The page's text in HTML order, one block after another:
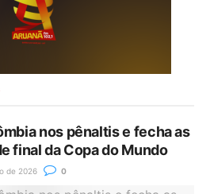
nos pênaltis e fecha as
final da Copa do Mundo
de 2026 0